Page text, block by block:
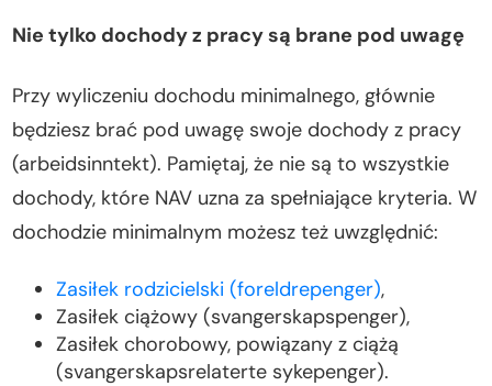
Nie tylko dochody z pracy są brane pod uwagę
Przy wyliczeniu dochodu minimalnego, głównie
będziesz brać pod uwagę swoje dochody z pracy
(arbeidsinntekt). Pamiętaj, że nie są to wszystkie
dochody, które NAV uzna za spełniające kryteria. W
dochodzie minimalnym możesz też uwzględnić:
Zasiłek rodzicielski (foreldrepenger),
Zasiłek ciążowy (svangerskapspenger),
Zasiłek chorobowy, powiązany z ciążą
(svangerskapsrelaterte sykepenger).